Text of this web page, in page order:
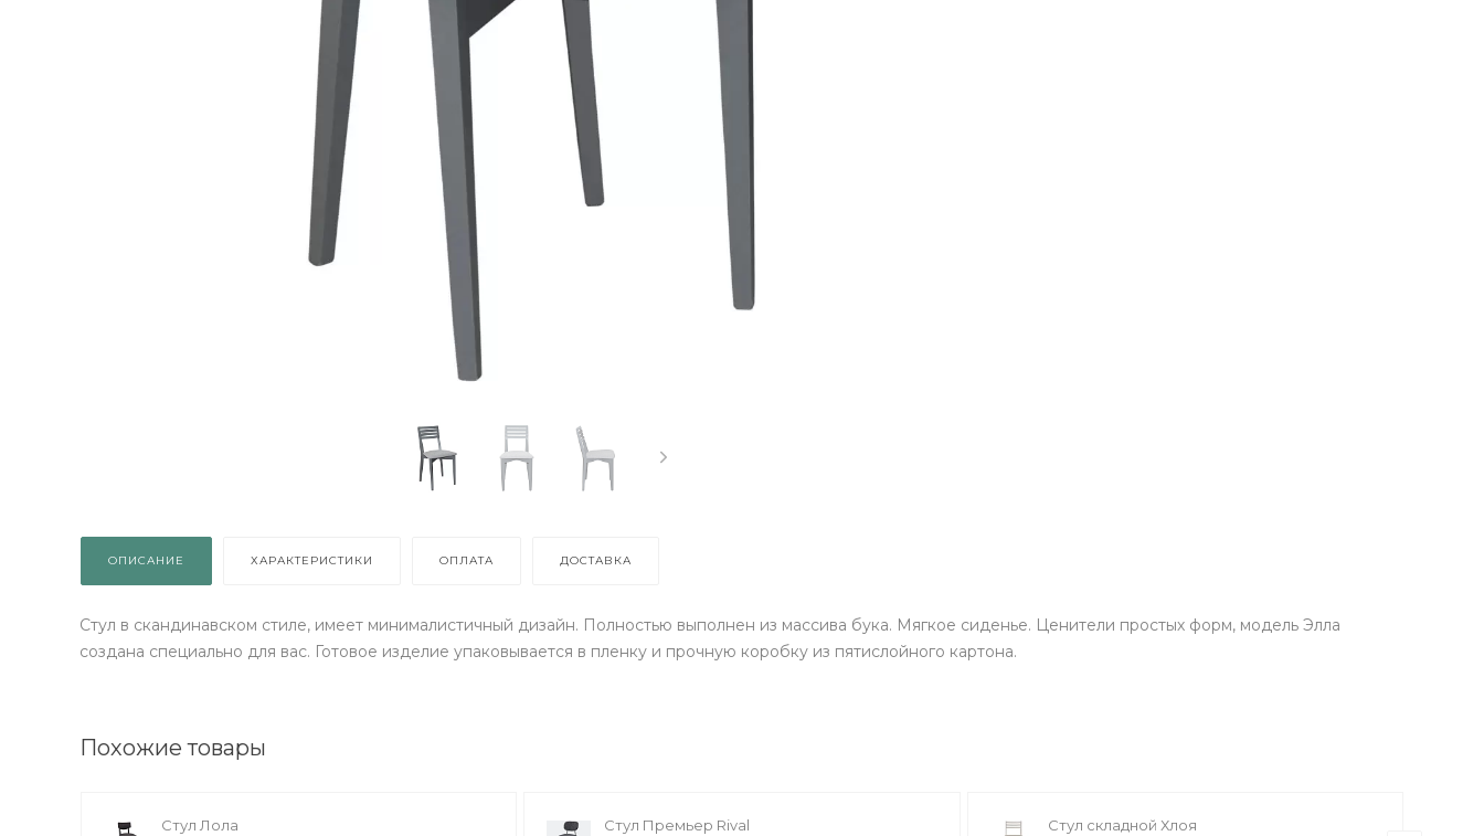
ОПИСАНИЕ ХАРАКТЕРИСТИКИ ОПЛАТА ДОСТАВКА
Стул в скандинавском стиле, имеет минималистичный дизайн. Полностью выполнен из массива бука. Мягкое сиденье. Ценители простых форм, модель Элла
создана специально для вас. Готовое изделие упаковывается в пленку и прочную коробку из пятислойного картона.
Похожие товары
Стул Лола Стул Премьер Rival Стул складной Хлоя
колесо
ПОДАРОК